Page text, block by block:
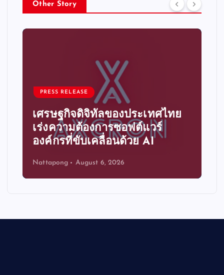
Other Story
PRESS RELEASE
เศรษฐกิจดิจิทัลของประเทศไทย
เร่งความต้องการซอฟต์แวร์
องค์กรที่ขับเคลื่อนด้วย AI
Nattapong August 6, 2026